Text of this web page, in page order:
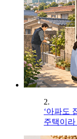
2.
‘아파도
주택이라